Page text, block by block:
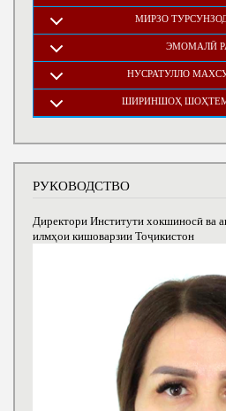
МИРЗО
ЭМОМАЛӢ
НУСРАТУЛЛО
ШИРИНШОҲ
РУКОВОДСТВО
Директори Институти хокшиносӣ ва
илмҳои кишоварзии Тоҷикистон